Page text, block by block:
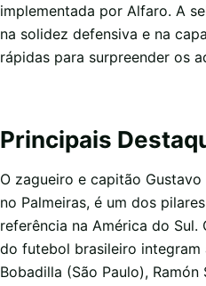
implementada por Alfaro. A
na solidez defensiva e na
rápidas para surpreender os
Principais
O zagueiro e capitão
no Palmeiras, é um dos
referência na América do
do futebol brasileiro integram
Bobadilla (São Paulo),